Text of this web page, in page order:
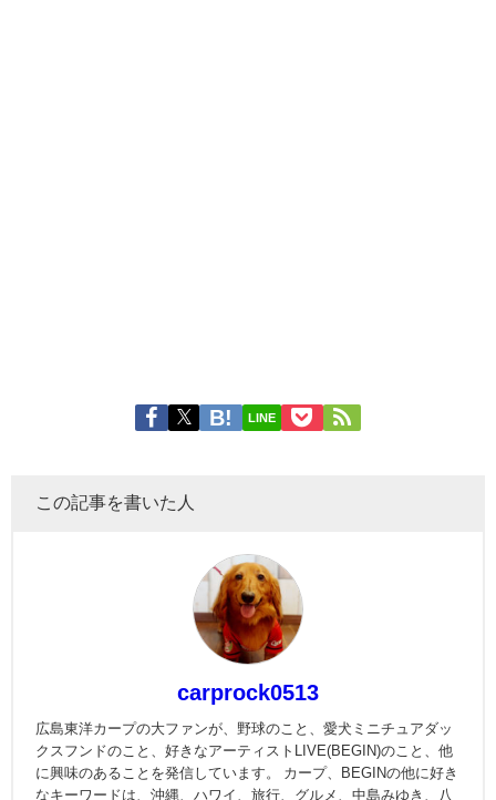
LINE
この記事を書いた人
carprock0513
広島東洋カープの大ファンが、野球のこと、愛犬ミニチュアダッ
クスフンドのこと、好きなアーティストLIVE(BEGIN)のこと、他
に興味のあることを発信しています。 カープ、BEGINの他に好き
なキーワードは、沖縄、ハワイ、旅行、グルメ、中島みゆき、八